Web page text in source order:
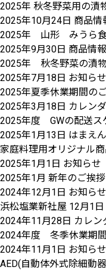
2025年 秋冬野菜用の
2025年10月24日 商品情
2025年 山形 みうら食
2025年9月30日 商品情報
2025年 秋冬野菜の漬
2025年7月18日 お知らせ
2025年夏季休業期間の
2025年3月18日 カレン
2025年度 GWの配送ス
2025年1月13日 はまえ
家庭料理用オリジナル
2025年1月1日 お知らせ
2025年1月 新年のご挨拶
2024年12月1日 お知らせ
浜松塩業新社屋 12月1
2024年11月28日 カレン
2024年度 冬季休業期
2024年11月1日 お知らせ
AED(自動体外式除細動